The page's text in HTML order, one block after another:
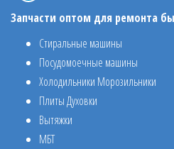
Запчасти оптом для ремонта
Стиральные машины
Посудомоечные машины
Холодильники Морозильники
Плиты Духовки
Вытяжки
МБТ